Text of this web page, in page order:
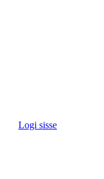
Logi sisse